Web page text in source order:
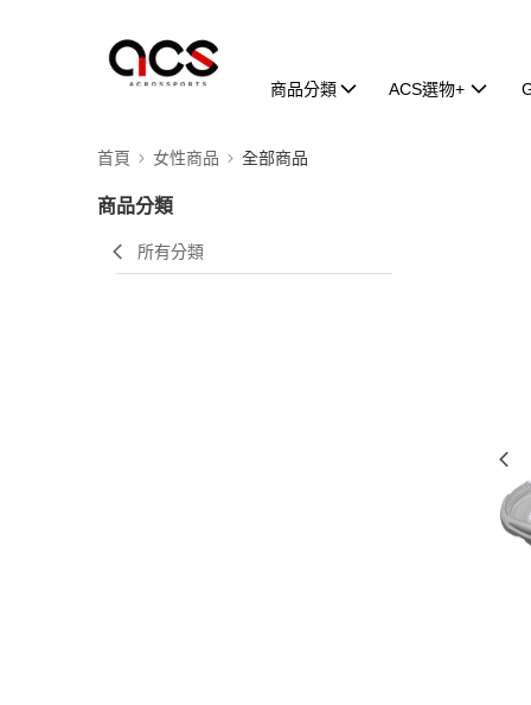
商品分類 ACS選物+
首頁 女性商品 全部商品
商品分類
所有分類